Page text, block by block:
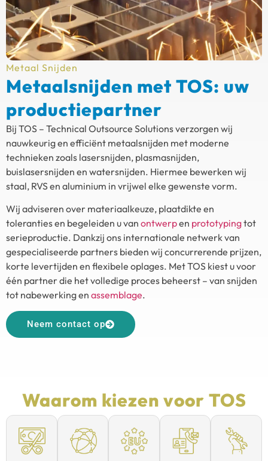
Metaal Snijden
Metaalsnijden met TOS: uw
productiepartner
Bij TOS – Technical Outsource Solutions verzorgen wij
nauwkeurig en efficiënt metaalsnijden met moderne
technieken zoals lasersnijden, plasmasnijden,
buislasersnijden en watersnijden. Hiermee bewerken wij
staal, RVS en aluminium in vrijwel elke gewenste vorm.
Wij adviseren over materiaalkeuze, plaatdikte en
toleranties en begeleiden u van ontwerpen prototypingtot
serieproductie. Dankzij ons internationale netwerk van
gespecialiseerde partners bieden wij concurrerende prijzen,
korte levertijden en flexibele oplages. Met TOS kiest u voor
één partner die het volledige proces beheerst – van snijden
tot nabewerking en assemblage.
Neem contact op
Waarom kiezen voor TOS